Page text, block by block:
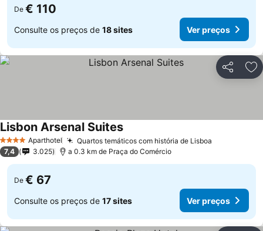
De € 110
Consulte os preços de 18 sites Ver preços
Partilhar
4 EstrelasAparthotel Quartos temáticos com história de Lisboa
Lisbon Arsenal Suites
7,4 3.025 a 0.3 km de Praça do Comércio
De € 67
Consulte os preços de 17 sites Ver preços